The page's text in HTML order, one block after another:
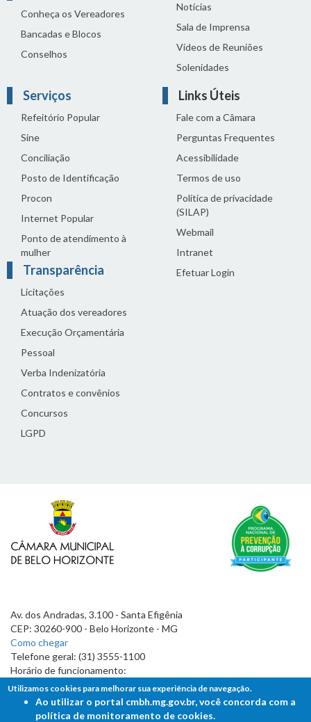
Conheça os Vereadores
Bancadas e Blocos
Conselhos
Notícias
Sala de Imprensa
Vídeos de Reuniões
Solenidades
Serviços
Refeitório Popular
Sine
Conciliação
Posto de Identificação
Procon
Internet Popular
Ponto de atendimento à
mulher
Transparência
Licitações
Atuação dos vereadores
Execução Orçamentária
Pessoal
Verba Indenizatória
Contratos e convênios
Concursos
LGPD
Links Úteis
Fale com a Câmara
Perguntas Frequentes
Acessibilidade
Termos de uso
Política de privacidade
(SILAP)
Webmail
Intranet
Efetuar Login
Av. dos Andradas, 3.100 - Santa Efigênia
CEP: 30260-900 - Belo Horizonte - MG
Como chegar
Telefone geral: (31) 3555-1100
Horário de funcionamento:
7h às 19h
Utilizamos cookies para melhorar sua experiência de navegação.
Ao utilizar o portal cmbh.mg.gov.br, você concorda com a
política de monitoramento de cookies.